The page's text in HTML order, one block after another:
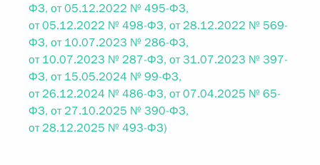
ФЗ, от 05.12.2022 № 495-ФЗ,
от 05.12.2022 № 498-ФЗ, от 28.12.2022 № 569-
ФЗ, от 10.07.2023 № 286-ФЗ,
от 10.07.2023 № 287-ФЗ, от 31.07.2023 № 397-
ФЗ, от 15.05.2024 № 99-ФЗ,
от 26.12.2024 № 486-ФЗ, от 07.04.2025 № 65-
ФЗ, от 27.10.2025 № 390-ФЗ,
от 28.12.2025 № 493-ФЗ)